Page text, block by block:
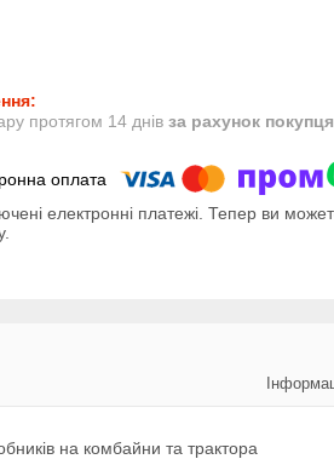
протягом 14 днів за рахунок покупця
електронні платежі. Тепер ви
на комбайни та трактора